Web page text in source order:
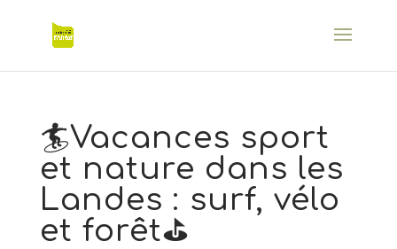
🏄Vacances sport
et nature dans les
Landes : surf, vélo
et forêt⛳